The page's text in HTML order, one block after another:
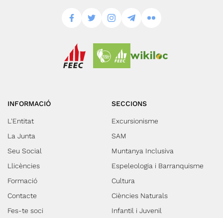
INFORMACIÓ
L'Entitat
La Junta
Seu Social
Llicències
Formació
Contacte
Fes-te soci
SECCIONS
Excursionisme
SAM
Muntanya Inclusiva
Espeleologia i Barranquisme
Cultura
Ciències Naturals
Infantil i Juvenil